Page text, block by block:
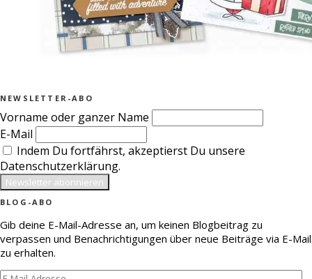
NEWSLETTER-ABO
Vorname oder ganzer Name
E-Mail
Indem Du fortfährst, akzeptierst Du unsere
Datenschutzerklärung.
BLOG-ABO
Gib deine E-Mail-Adresse an, um keinen Blogbeitrag zu
verpassen und Benachrichtigungen über neue Beiträge via E-Mail
zu erhalten.
E-